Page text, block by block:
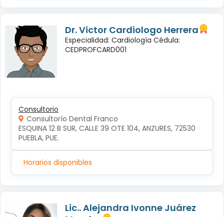
Dr. Victor Cardiologo Herrera
Especialidad: Cardiología Cédula:
CEDPROFCARD001
Consultorio
Consultorío Dental Franco
ESQUINA 12 B SUR, CALLE 39 OTE 104, ANZURES, 72530
PUEBLA, PUE.
Horarios disponibles
Lic.. Alejandra Ivonne Juárez